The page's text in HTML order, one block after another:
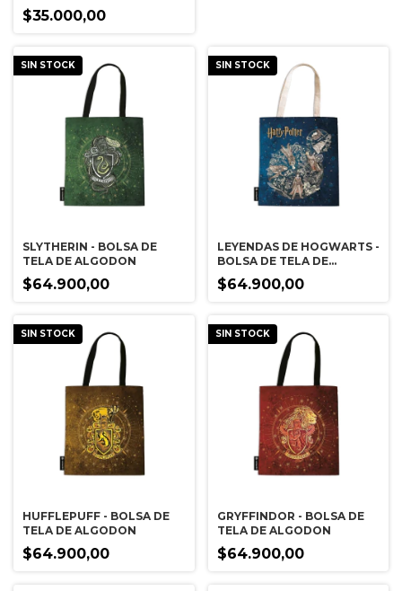
$35.000,00
SIN STOCK
SLYTHERIN - BOLSA DE
TELA DE ALGODON
$64.900,00
SIN STOCK
LEYENDAS DE HOGWARTS -
BOLSA DE TELA DE
ALGODON
$64.900,00
SIN STOCK
HUFFLEPUFF - BOLSA DE
TELA DE ALGODON
$64.900,00
SIN STOCK
GRYFFINDOR - BOLSA DE
TELA DE ALGODON
$64.900,00